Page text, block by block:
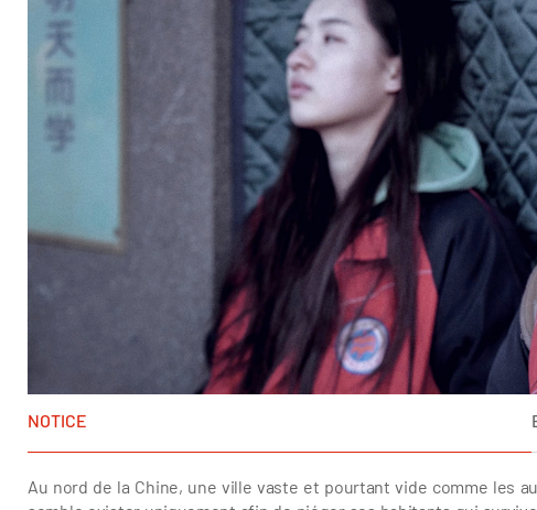
NOTICE
Au nord de la Chine, une ville vaste et pourtant vide comme les